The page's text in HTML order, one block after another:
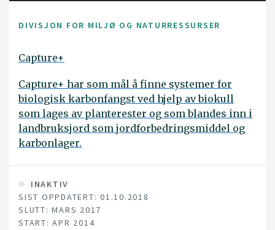
DIVISJON FOR MILJØ OG NATURRESSURSER
Capture+
Capture+ har som mål å finne systemer for
biologisk karbonfangst ved hjelp av biokull
som lages av planterester og som blandes inn i
landbruksjord som jordforbedringsmiddel og
karbonlager.
INAKTIV
SIST OPPDATERT: 01.10.2018
SLUTT: MARS 2017
START: APR 2014